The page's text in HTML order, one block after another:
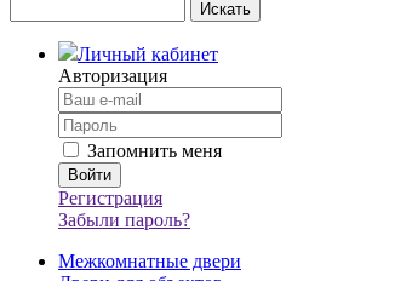
Личный кабинет
Авторизация
Запомнить меня
Регистрация
Забыли пароль?
Межкомнатные двери